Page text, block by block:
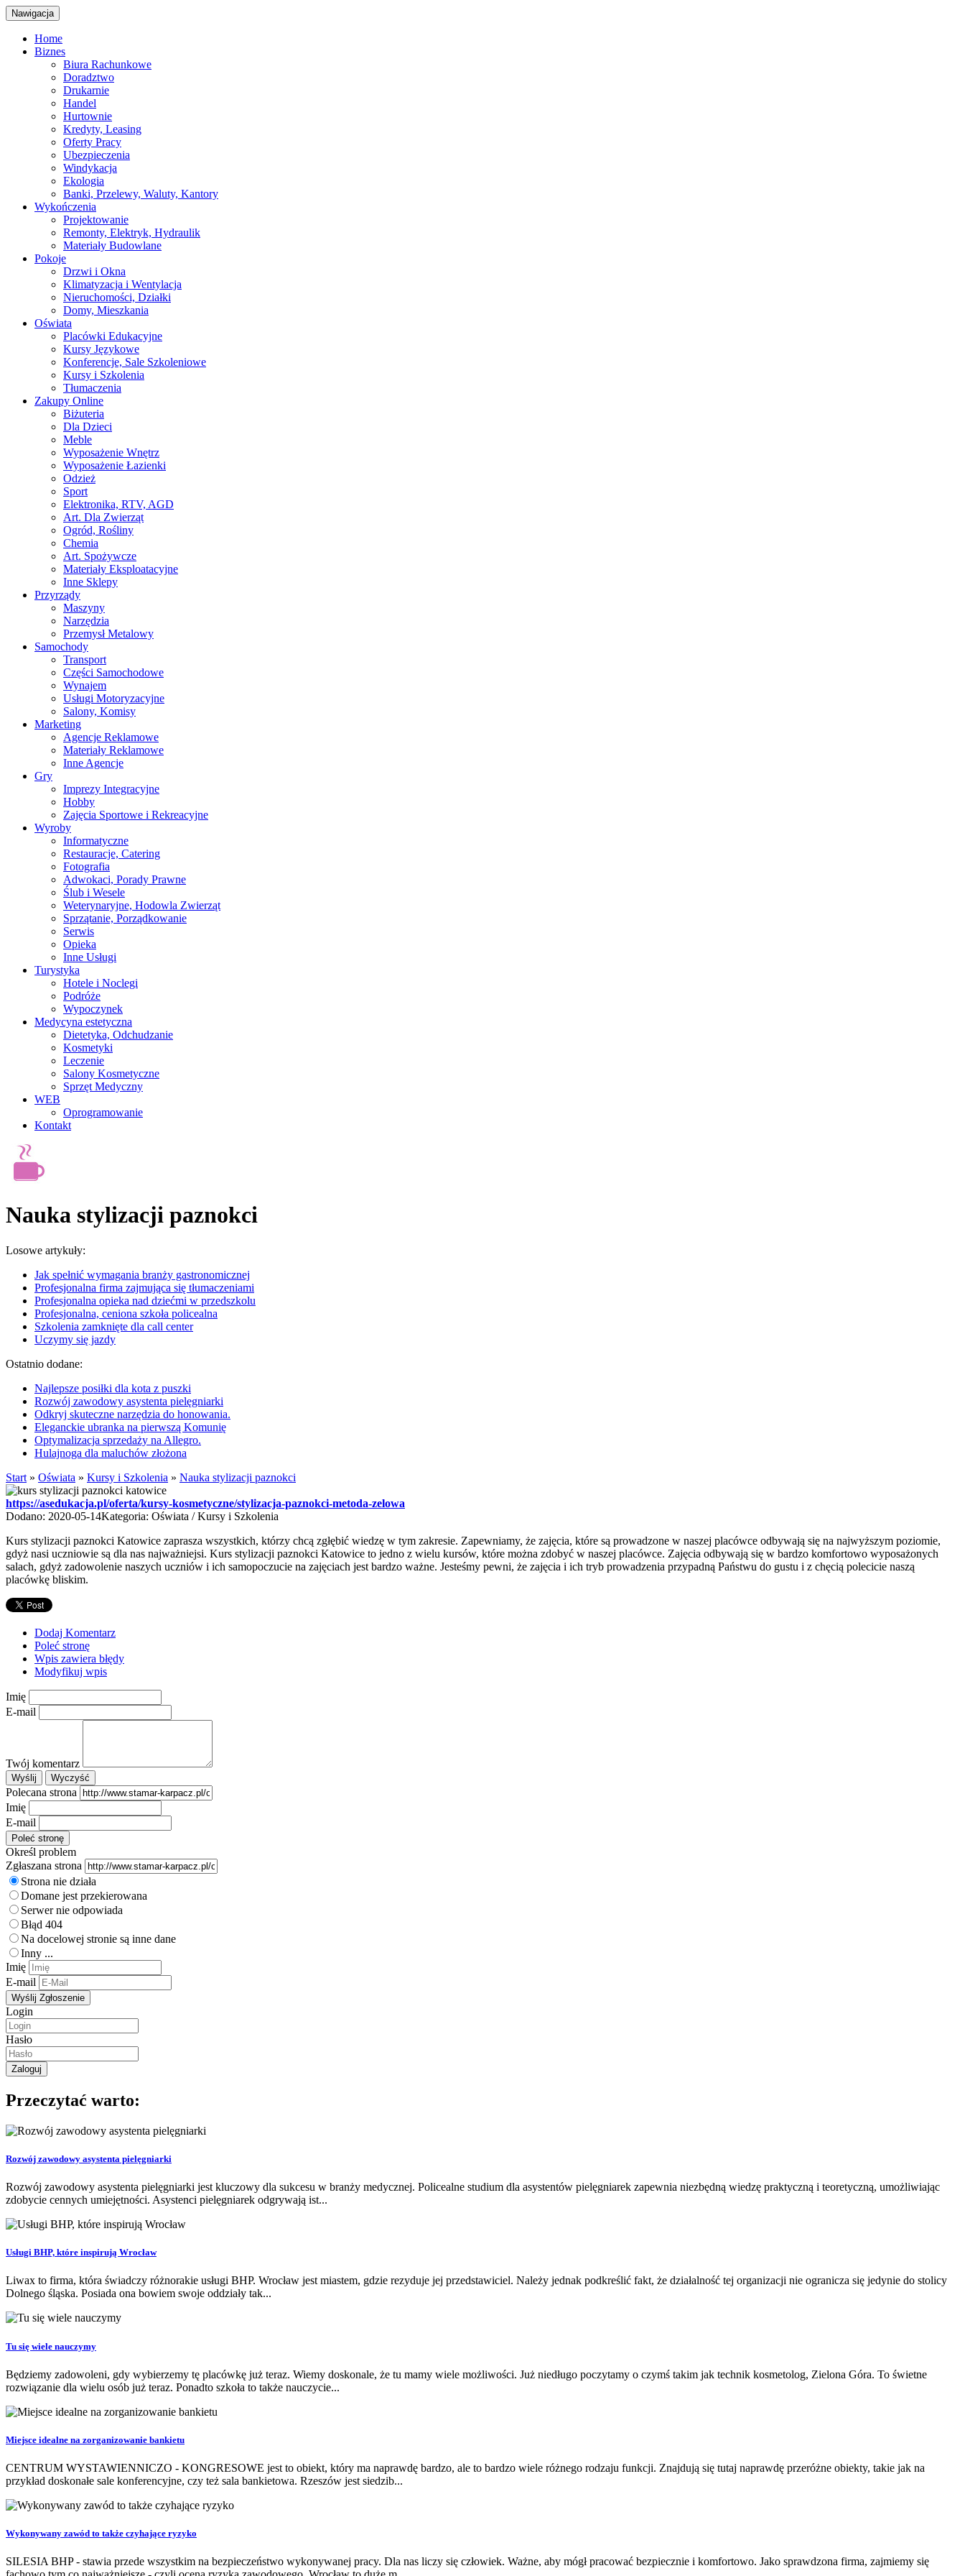
Nawigacja
Home
Biznes
Biura Rachunkowe
Doradztwo
Drukarnie
Handel
Hurtownie
Kredyty, Leasing
Oferty Pracy
Ubezpieczenia
Windykacja
Ekologia
Banki, Przelewy, Waluty, Kantory
Wykończenia
Projektowanie
Remonty, Elektryk, Hydraulik
Materiały Budowlane
Pokoje
Drzwi i Okna
Klimatyzacja i Wentylacja
Nieruchomości, Działki
Domy, Mieszkania
Oświata
Placówki Edukacyjne
Kursy Językowe
Konferencje, Sale Szkoleniowe
Kursy i Szkolenia
Tłumaczenia
Zakupy Online
Biżuteria
Dla Dzieci
Meble
Wyposażenie Wnętrz
Wyposażenie Łazienki
Odzież
Sport
Elektronika, RTV, AGD
Art. Dla Zwierząt
Ogród, Rośliny
Chemia
Art. Spożywcze
Materiały Eksploatacyjne
Inne Sklepy
Przyrządy
Maszyny
Narzędzia
Przemysł Metalowy
Samochody
Transport
Części Samochodowe
Wynajem
Usługi Motoryzacyjne
Salony, Komisy
Marketing
Agencje Reklamowe
Materiały Reklamowe
Inne Agencje
Gry
Imprezy Integracyjne
Hobby
Zajęcia Sportowe i Rekreacyjne
Wyroby
Informatyczne
Restauracje, Catering
Fotografia
Adwokaci, Porady Prawne
Ślub i Wesele
Weterynaryjne, Hodowla Zwierząt
Sprzątanie, Porządkowanie
Serwis
Opieka
Inne Usługi
Turystyka
Hotele i Noclegi
Podróże
Wypoczynek
Medycyna estetyczna
Dietetyka, Odchudzanie
Kosmetyki
Leczenie
Salony Kosmetyczne
Sprzęt Medyczny
WEB
Oprogramowanie
Kontakt
Nauka stylizacji paznokci
Losowe artykuły:
Jak spełnić wymagania branży gastronomicznej
Profesjonalna firma zajmująca się tłumaczeniami
Profesjonalna opieka nad dziećmi w przedszkolu
Profesjonalna, ceniona szkoła policealna
Szkolenia zamknięte dla call center
Uczymy się jazdy
Ostatnio dodane:
Najlepsze posiłki dla kota z puszki
Rozwój zawodowy asystenta pielęgniarki
Odkryj skuteczne narzędzia do honowania.
Eleganckie ubranka na pierwszą Komunię
Optymalizacja sprzedaży na Allegro.
Hulajnoga dla maluchów złożona
Start » Oświata » Kursy i Szkolenia » Nauka stylizacji paznokci
https://asedukacja.pl/oferta/kursy-kosmetyczne/stylizacja-paznokci-metoda-zelowa
Dodano: 2020-05-14Kategoria: Oświata / Kursy i Szkolenia
Kurs stylizacji paznokci Katowice zaprasza wszystkich, którzy chcą zgłębić wiedzę w tym zakresie. Zapewniamy, że zajęcia, które są prowadzone w naszej placówce odbywają się na najwyższym poziomie,
gdyż nasi uczniowie są dla nas najważniejsi. Kurs stylizacji paznokci Katowice to jedno z wielu kursów, które można zdobyć w naszej placówce. Zajęcia odbywają się w bardzo komfortowo wyposażonych
salach, gdyż zadowolenie naszych uczniów i ich samopoczucie na zajęciach jest bardzo ważne. Jesteśmy pewni, że zajęcia i ich tryb prowadzenia przypadną Państwu do gustu i z chęcią polecicie naszą
placówkę bliskim.
Dodaj Komentarz
Poleć stronę
Wpis zawiera błędy
Modyfikuj wpis
Imię
E-mail
Twój komentarz
Polecana strona
Imię
E-mail
Określ problem
Zgłaszana strona
Strona nie działa
Domane jest przekierowana
Serwer nie odpowiada
Błąd 404
Na docelowej stronie są inne dane
Inny ...
Imię
E-mail
Login
Hasło
Przeczytać warto:
Rozwój zawodowy asystenta pielęgniarki
Rozwój zawodowy asystenta pielęgniarki jest kluczowy dla sukcesu w branży medycznej. Policealne studium dla asystentów pielęgniarek zapewnia niezbędną wiedzę praktyczną i teoretyczną, umożliwiając
zdobycie cennych umiejętności. Asystenci pielęgniarek odgrywają ist...
Usługi BHP, które inspirują Wrocław
Liwax to firma, która świadczy różnorakie usługi BHP. Wrocław jest miastem, gdzie rezyduje jej przedstawiciel. Należy jednak podkreślić fakt, że działalność tej organizacji nie ogranicza się jedynie do stolicy
Dolnego śląska. Posiada ona bowiem swoje oddziały tak...
Tu się wiele nauczymy
Będziemy zadowoleni, gdy wybierzemy tę placówkę już teraz. Wiemy doskonale, że tu mamy wiele możliwości. Już niedługo poczytamy o czymś takim jak technik kosmetolog, Zielona Góra. To świetne
rozwiązanie dla wielu osób już teraz. Ponadto szkoła to także nauczycie...
Miejsce idealne na zorganizowanie bankietu
CENTRUM WYSTAWIENNICZO - KONGRESOWE jest to obiekt, który ma naprawdę bardzo, ale to bardzo wiele różnego rodzaju funkcji. Znajdują się tutaj naprawdę przeróżne obiekty, takie jak na
przykład doskonałe sale konferencyjne, czy też sala bankietowa. Rzeszów jest siedzib...
Wykonywany zawód to także czyhające ryzyko
SILESIA BHP - stawia przede wszystkim na bezpieczeństwo wykonywanej pracy. Dla nas liczy się człowiek. Ważne, aby mógł pracować bezpiecznie i komfortowo. Jako sprawdzona firma, zajmiemy się